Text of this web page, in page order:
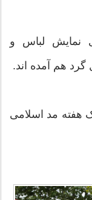
نمایش لباس و
هم آمده اند.
هفته مد اسلامی